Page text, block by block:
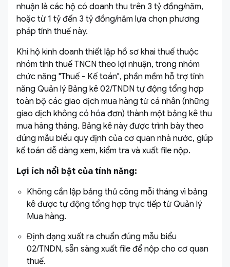
nhuận là các hộ có doanh thu trên 3 tỷ đồng/năm,
hoặc từ 1 tỷ đến 3 tỷ đồng/năm lựa chọn phương
pháp tính thuế này.
Khi hộ kinh doanh thiết lập hồ sơ khai thuế thuộc
nhóm tính thuế TNCN theo lợi nhuận, trong nhóm
chức năng "Thuế - Kế toán", phần mềm hỗ trợ tính
năng Quản lý Bảng kê 02/TNDN tự động tổng hợp
toàn bộ các giao dịch mua hàng từ cá nhân (những
giao dịch không có hóa đơn) thành một bảng kê thu
mua hàng tháng. Bảng kê này được trình bày theo
đúng mẫu biểu quy định của cơ quan nhà nước, giúp
kế toán dễ dàng xem, kiểm tra và xuất file nộp.
Lợi ích nổi bật của tính năng:
Không cần lập bảng thủ công mỗi tháng vì bảng
kê được tự động tổng hợp trực tiếp từ Quản lý
Mua hàng.
Định dạng xuất ra chuẩn đúng mẫu biểu
02/TNDN, sẵn sàng xuất file để nộp cho cơ quan
thuế.